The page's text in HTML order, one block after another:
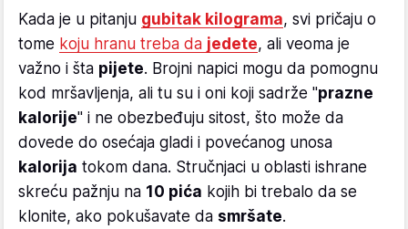
Kada je u pitanju gubitak kilograma, svi pričaju o
tome koju hranu treba da jedete, ali veoma je
važno i šta pijete. Brojni napici mogu da pomognu
kod mršavljenja, ali tu su i oni koji sadrže "prazne
kalorije" i ne obezbeđuju sitost, što može da
dovede do osećaja gladi i povećanog unosa
kalorija tokom dana. Stručnjaci u oblasti ishrane
skreću pažnju na 10 pića kojih bi trebalo da se
klonite, ako pokušavate da smršate.